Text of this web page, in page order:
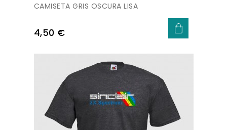
CAMISETA GRIS OSCURA LISA
Precio
4,50 €